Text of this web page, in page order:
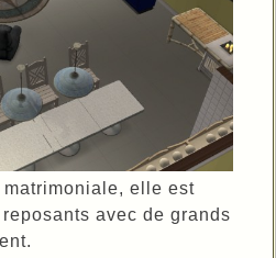
elle est
avec de grands